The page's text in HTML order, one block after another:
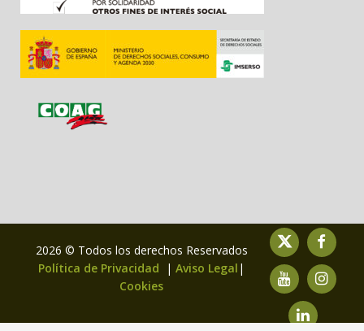
2026 © Todos los derechos Reservados
Política de Privacidad
| Aviso Legal |
Cookies